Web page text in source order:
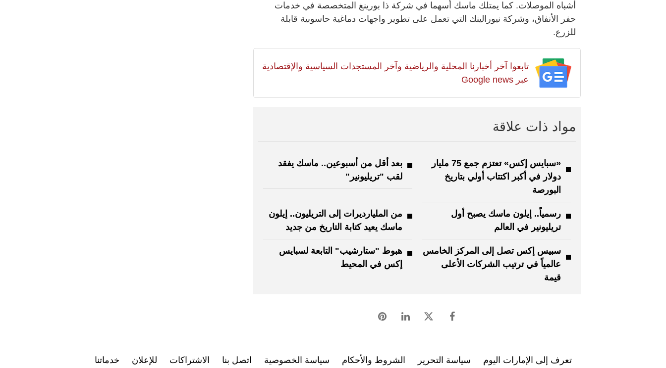
أشباه الموصلات. كما يمتلك ماسك أسهما في شركة ذا بورينغ المتخصصة في خدمات
حفر الأنفاق، وشركة نيورالينك التي تعمل على تطوير واجهات دماغية حاسوبية قابلة
للزرع.
تابعوا آخر أخبارنا المحلية والرياضية وآخر المستجدات السياسية والإقتصادية
عبر Google news
مواد ذات علاقة
«سبايس إكس» تعتزم جمع 75 مليار
دولار في أكبر اكتتاب أولي بتاريخ
البورصة
بعد أقل من أسبوعين.. ماسك يفقد
لقب "تريليونير"
رسمياً.. إيلون ماسك يصبح أول
تريليونير في العالم
من المليارديرات إلى التريليون.. إيلون
ماسك يعيد كتابة التاريخ من جديد
سبيس إكس تصل إلى المركز الخامس
عالمياً في ترتيب الشركات الأعلى
قيمة
هبوط "ستارشيب" التابعة لسبايس
إكس في المحيط
تعرف إلى الإمارات اليوم سياسة التحرير الشروط والأحكام سياسة الخصوصية اتصل بنا الاشتراكات للإعلان خدماتنا